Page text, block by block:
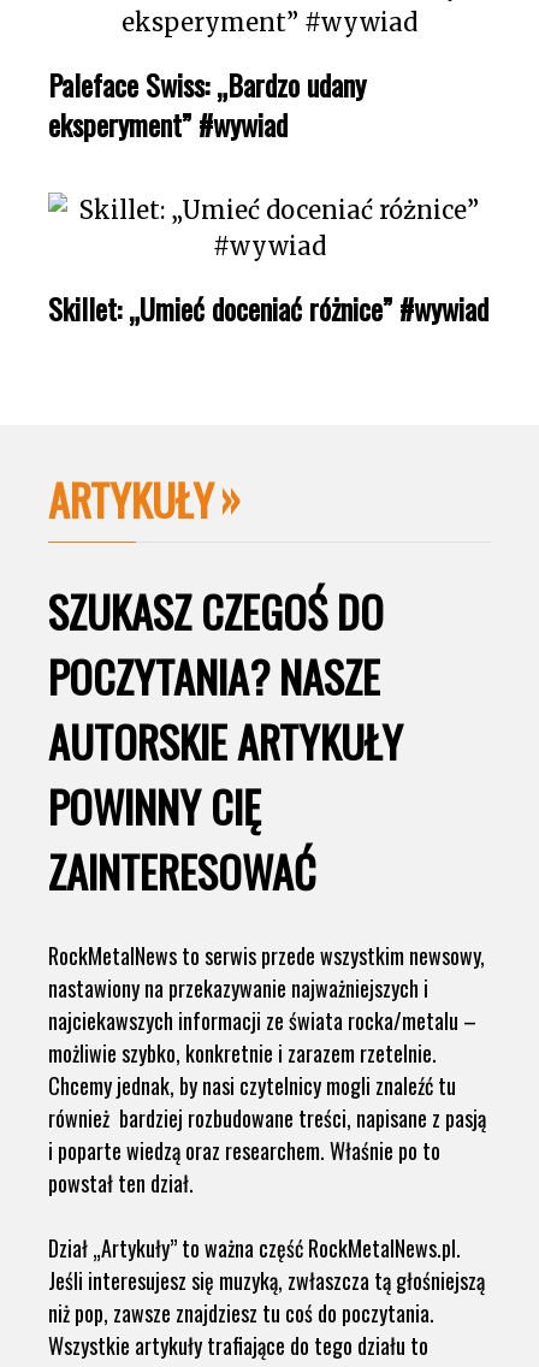
Paleface Swiss: „Bardzo udany
eksperyment” #wywiad
Skillet: „Umieć doceniać różnice” #wywiad
ARTYKUŁY
SZUKASZ CZEGOŚ DO
POCZYTANIA? NASZE
AUTORSKIE ARTYKUŁY
POWINNY CIĘ
ZAINTERESOWAĆ
RockMetalNews to serwis przede wszystkim newsowy,
nastawiony na przekazywanie najważniejszych i
najciekawszych informacji ze świata rocka/metalu –
możliwie szybko, konkretnie i zarazem rzetelnie.
Chcemy jednak, by nasi czytelnicy mogli znaleźć tu
również bardziej rozbudowane treści, napisane z pasją
i poparte wiedzą oraz researchem. Właśnie po to
powstał ten dział.
Dział „Artykuły” to ważna część RockMetalNews.pl.
Jeśli interesujesz się muzyką, zwłaszcza tą głośniejszą
niż pop, zawsze znajdziesz tu coś do poczytania.
Wszystkie artykuły trafiające do tego działu to